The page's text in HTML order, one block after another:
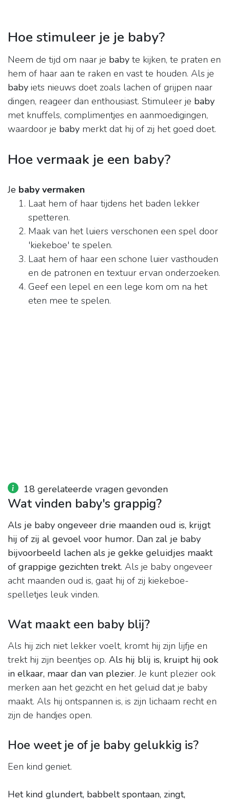
Hoe stimuleer je je baby?
Neem de tijd om naar je baby te kijken, te praten en
hem of haar aan te raken en vast te houden. Als je
baby iets nieuws doet zoals lachen of grijpen naar
dingen, reageer dan enthousiast. Stimuleer je baby
met knuffels, complimentjes en aanmoedigingen,
waardoor je baby merkt dat hij of zij het goed doet.
Hoe vermaak je een baby?
Je baby vermaken
Laat hem of haar tijdens het baden lekker
spetteren.
Maak van het luiers verschonen een spel door
'kiekeboe' te spelen.
Laat hem of haar een schone luier vasthouden
en de patronen en textuur ervan onderzoeken.
Geef een lepel en een lege kom om na het
eten mee te spelen.
18 gerelateerde vragen gevonden
Wat vinden baby's grappig?
Als je baby ongeveer drie maanden oud is, krijgt
hij of zij al gevoel voor humor. Dan zal je baby
bijvoorbeeld lachen als je gekke geluidjes maakt
of grappige gezichten trekt. Als je baby ongeveer
acht maanden oud is, gaat hij of zij kiekeboe-
spelletjes leuk vinden.
Wat maakt een baby blij?
Als hij zich niet lekker voelt, kromt hij zijn lijfje en
trekt hij zijn beentjes op. Als hij blij is, kruipt hij ook
in elkaar, maar dan van plezier. Je kunt plezier ook
merken aan het gezicht en het geluid dat je baby
maakt. Als hij ontspannen is, is zijn lichaam recht en
zijn de handjes open.
Hoe weet je of je baby gelukkig is?
Een kind geniet.
Het kind glundert, babbelt spontaan, zingt,